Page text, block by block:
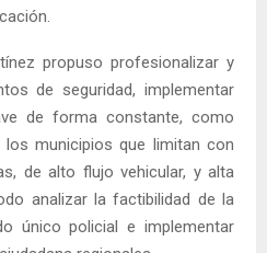
propuso profesionalizar y
de seguridad, implementar
de forma constante, como
los municipios que limitan con
de alto flujo vehicular, y alta
analizar la factibilidad de la
único policial e implementar